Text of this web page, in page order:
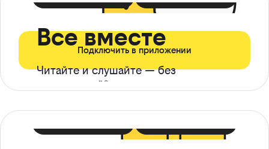
Все вместе
Читайте и слушайте — без
ограничений*
Подключить в приложении